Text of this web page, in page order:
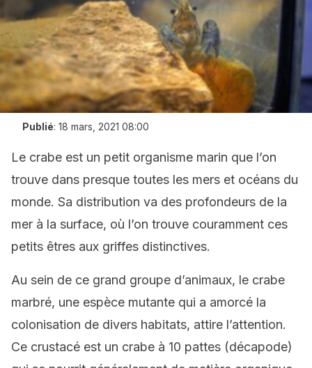
Publié: 18 mars, 2021 08:00
Le crabe est un petit organisme marin que l’on
trouve dans presque toutes les mers et océans du
monde. Sa distribution va des profondeurs de la
mer à la surface, où l’on trouve couramment ces
petits êtres aux griffes distinctives.
Au sein de ce grand groupe d’animaux, le crabe
marbré, une espèce mutante qui a amorcé la
colonisation de divers habitats, attire l’attention.
Ce crustacé est un crabe à 10 pattes (décapode)